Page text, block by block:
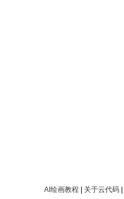
AI绘画教程 关于云代码|